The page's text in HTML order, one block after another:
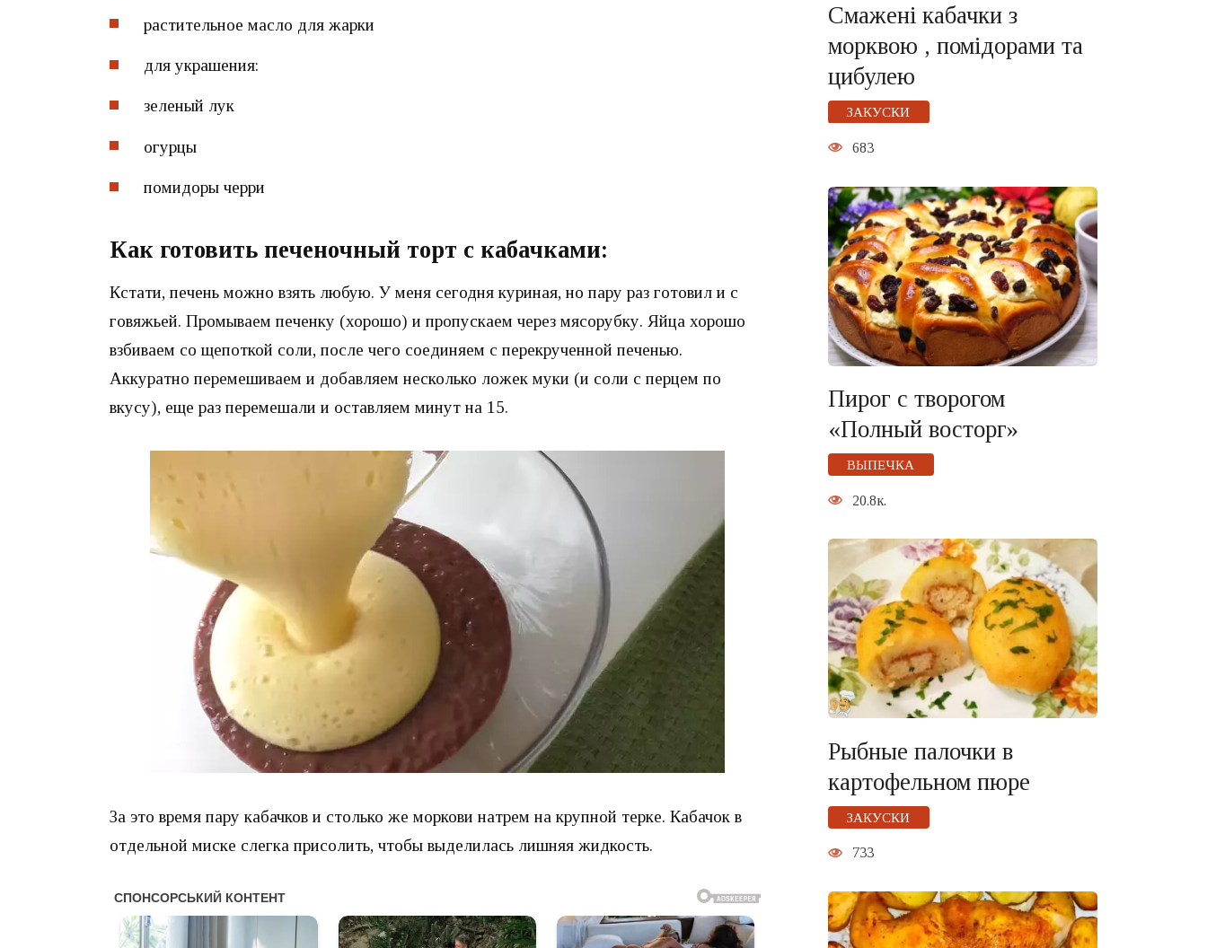
растительное масло для жарки
для украшения:
зеленый лук
огурцы
помидоры черри
Как готовить печеночный торт с кабачками:
Кстати, печень можно взять любую. У меня сегодня куриная, но пару раз готовил и с
говяжьей. Промываем печенку (хорошо) и пропускаем через мясорубку. Яйца хорошо
взбиваем со щепоткой соли, после чего соединяем с перекрученной печенью.
Аккуратно перемешиваем и добавляем несколько ложек муки (и соли с перцем по
вкусу), еще раз перемешали и оставляем минут на 15.
За это время пару кабачков и столько же моркови натрем на крупной терке. Кабачок в
отдельной миске слегка присолить, чтобы выделилась лишняя жидкость.
Смажені кабачки з
морквою , помідорами та
цибулею
ЗАКУСКИ
683
Пирог с творогом
«Полный восторг»
ВЫПЕЧКА
20.8к.
Рыбные палочки в
картофельном пюре
ЗАКУСКИ
733